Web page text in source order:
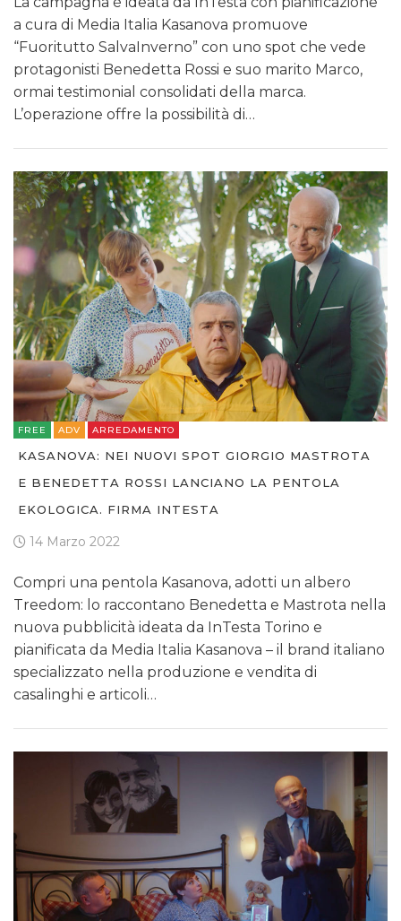
a cura di Media Italia Kasanova promuove
“Fuoritutto SalvaInverno” con uno spot che vede
protagonisti Benedetta Rossi e suo marito Marco,
ormai testimonial consolidati della marca.
L’operazione offre la possibilità di…
FREE ADV ARREDAMENTO
KASANOVA: NEI NUOVI SPOT GIORGIO MASTROTA
E BENEDETTA ROSSI LANCIANO LA PENTOLA
EKOLOGICA. FIRMA INTESTA
14 Marzo 2022
Compri una pentola Kasanova, adotti un albero
Treedom: lo raccontano Benedetta e Mastrota nella
nuova pubblicità ideata da InTesta Torino e
pianificata da Media Italia Kasanova – il brand italiano
specializzato nella produzione e vendita di
casalinghi e articoli…